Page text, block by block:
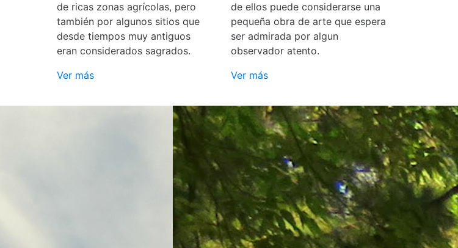
de ricas zonas agrícolas, pero
también por algunos sitios que
desde tiempos muy antiguos
eran considerados sagrados.
Ver más
de ellos puede considerarse una
pequeña obra de arte que espera
ser admirada por algun
observador atento.
Ver más